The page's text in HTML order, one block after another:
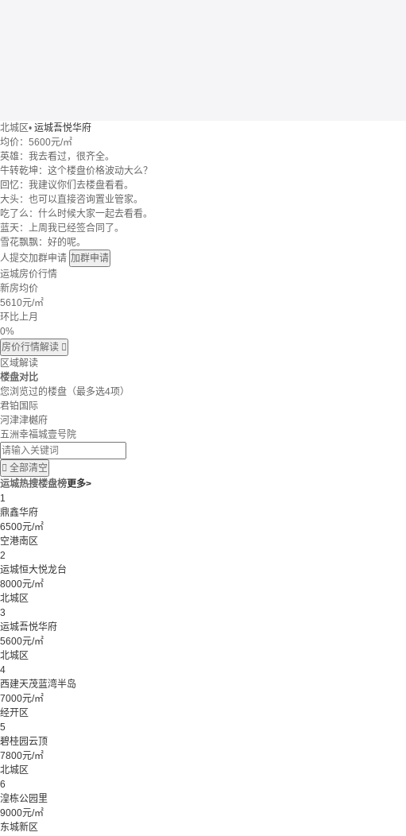
北城区• 运城吾悦华府
均价： 5600元/㎡
英雄：我去看过，很齐全。
牛转乾坤：这个楼盘价格波动大么？
回忆：我建议你们去楼盘看看。
大头：也可以直接咨询置业管家。
吃了么：什么时候大家一起去看看。
蓝天：上周我已经签合同了。
雪花飘飘：好的呢。
人提交加群申请 加群申请
运城房价行情
新房均价
5610元/㎡
环比上月
0%
房价行情解读 
区域解读
楼盘对比
您浏览过的楼盘 （最多选4项）
君铂国际
河津津樾府
五洲幸福城壹号院
 全部清空
运城热搜楼盘榜更多>
1
鼎鑫华府
6500元/㎡
空港南区
2
运城恒大悦龙台
8000元/㎡
北城区
3
运城吾悦华府
5600元/㎡
北城区
4
西建天茂蓝湾半岛
7000元/㎡
经开区
5
碧桂园云顶
7800元/㎡
北城区
6
湟栋公园里
9000元/㎡
东城新区